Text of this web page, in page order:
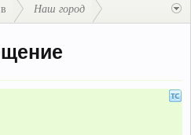
Наш город